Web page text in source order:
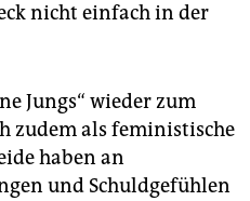
nicht einfach in der
Jungs“ wieder zum
zudem als feministische
haben an
und Schuldgefühlen